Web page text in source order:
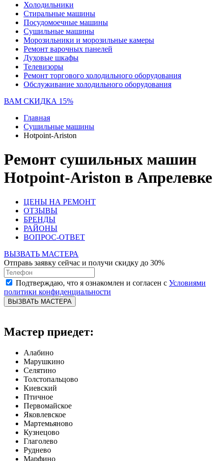
Холодильники
Стиральные машины
Посудомоечные машины
Сушильные машины
Морозильники и морозильные камеры
Ремонт варочных панелей
Духовые шкафы
Телевизоры
Ремонт торгового холодильного оборудования
Обслуживание холодильного оборудования
ВАМ СКИДКА 15%
Главная
Сушильные машины
Hotpoint-Ariston
Ремонт сушильных машин
Hotpoint-Ariston в Апрелевке
ЦЕНЫ НА РЕМОНТ
ОТЗЫВЫ
БРЕНДЫ
РАЙОНЫ
ВОПРОС-ОТВЕТ
ВЫЗВАТЬ МАСТЕРА
Отправь заявку сейчас и получи скидку до 30%
Подтверждаю, что я ознакомлен и согласен с Условиями
политики конфиденциальности
ВЫЗВАТЬ МАСТЕРА
Мастер приедет:
Алабино
Марушкино
Селятино
Толстопальцово
Киевский
Птичное
Первомайское
Яковлевское
Мартемьяново
Кузнецово
Глаголево
Руднево
Марфино